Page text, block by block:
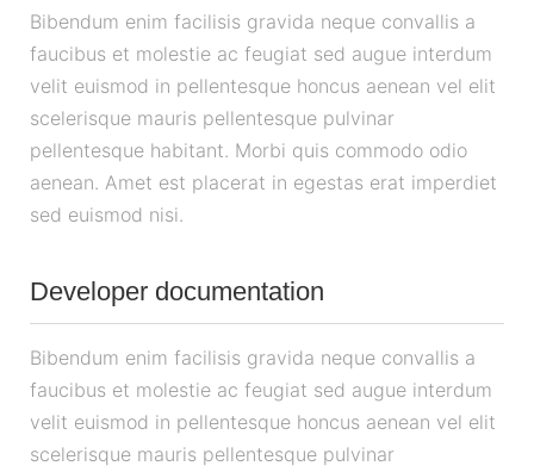
Bibendum enim facilisis gravida neque convallis a
faucibus et molestie ac feugiat sed augue interdum
velit euismod in pellentesque honcus aenean vel elit
scelerisque mauris pellentesque pulvinar
pellentesque habitant. Morbi quis commodo odio
aenean. Amet est placerat in egestas erat imperdiet
sed euismod nisi.
Developer documentation
Bibendum enim facilisis gravida neque convallis a
faucibus et molestie ac feugiat sed augue interdum
velit euismod in pellentesque honcus aenean vel elit
scelerisque mauris pellentesque pulvinar